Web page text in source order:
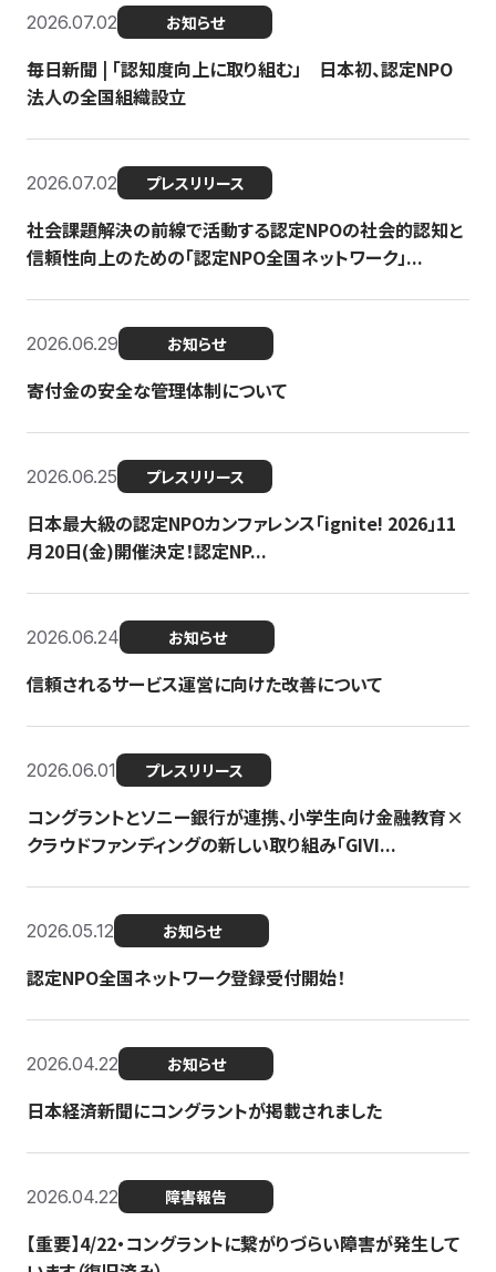
2026.07.02 お知らせ
毎日新聞 | 「認知度向上に取り組む」 日本初、認定NPO
法人の全国組織設立
2026.07.02 プレスリリース
社会課題解決の前線で活動する認定NPOの社会的認知と
信頼性向上のための「認定NPO全国ネットワーク」...
2026.06.29 お知らせ
寄付金の安全な管理体制について
2026.06.25 プレスリリース
日本最大級の認定NPOカンファレンス「ignite! 2026」11
月20日(金)開催決定！認定NP...
2026.06.24 お知らせ
信頼されるサービス運営に向けた改善について
2026.06.01 プレスリリース
コングラントとソニー銀行が連携、小学生向け金融教育×
クラウドファンディングの新しい取り組み「GIVI...
2026.05.12 お知らせ
認定NPO全国ネットワーク登録受付開始！
2026.04.22 お知らせ
日本経済新聞にコングラントが掲載されました
2026.04.22 障害報告
【重要】4/22・コングラントに繋がりづらい障害が発生して